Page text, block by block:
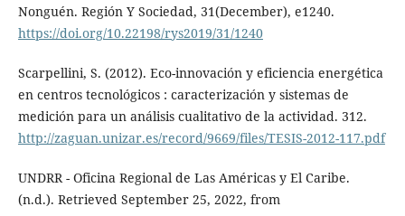
Nonguén. Región Y Sociedad, 31(December), e1240.
https://doi.org/10.22198/rys2019/31/1240
Scarpellini, S. (2012). Eco-innovación y eficiencia energética
en centros tecnológicos : caracterización y sistemas de
medición para un análisis cualitativo de la actividad. 312.
http://zaguan.unizar.es/record/9669/files/TESIS-2012-117.pdf
UNDRR - Oficina Regional de Las Américas y El Caribe.
(n.d.). Retrieved September 25, 2022, from